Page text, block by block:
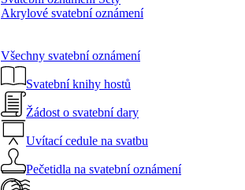
Akrylové svatební oznámení
Všechny svatební oznámení
Svatební knihy hostů
Žádost o svatební dary
Uvítací cedule na svatbu
Pečetidla na svatební oznámení